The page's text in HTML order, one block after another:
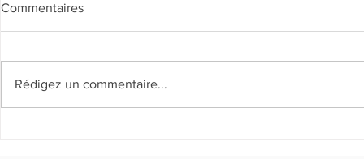
Commentaires
Rédigez un commentaire...